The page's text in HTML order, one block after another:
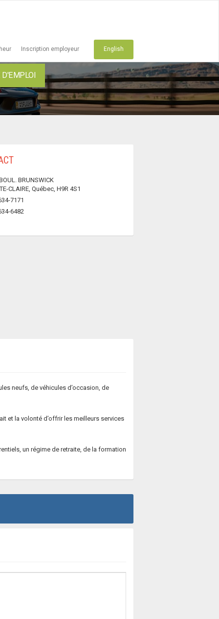
Inscription employeur English
BRUNSWICK
CLAIRE, Québec, H9R 4S1
7171
6482
neufs, de véhicules d’occasion, de
et la volonté d’offrir les meilleurs services
un régime de retraite, de la formation